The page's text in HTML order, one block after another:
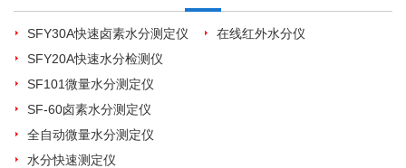
SFY30A快速卤素水分测定仪
SFY20A快速水分检测仪
SF101微量水分测定仪
SF-60卤素水分测定仪
全自动微量水分测定仪
水分快速测定仪
在线红外水分仪